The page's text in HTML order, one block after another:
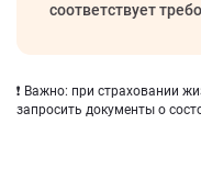
соответствует
❗ Важно: при страховании
запросить документы о